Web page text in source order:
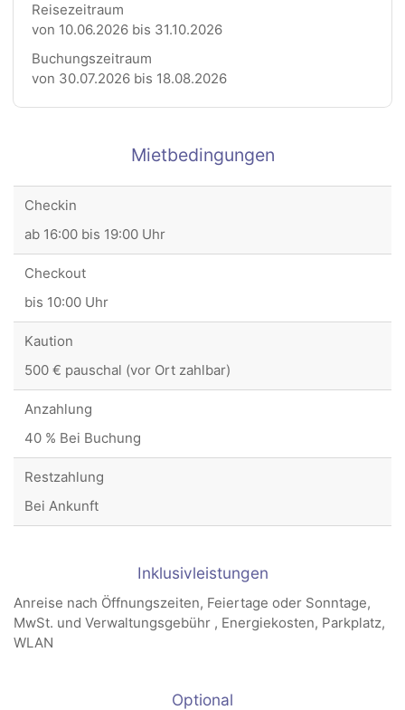
Reisezeitraum
von 10.06.2026 bis 31.10.2026
Buchungszeitraum
von 30.07.2026 bis 18.08.2026
Mietbedingungen
Checkin
ab 16:00 bis 19:00 Uhr
Checkout
bis 10:00 Uhr
Kaution
500 € pauschal (vor Ort zahlbar)
Anzahlung
40 % Bei Buchung
Restzahlung
Bei Ankunft
Inklusivleistungen
Anreise nach Öffnungszeiten, Feiertage oder Sonntage,
MwSt. und Verwaltungsgebühr , Energiekosten, Parkplatz,
WLAN
Optional